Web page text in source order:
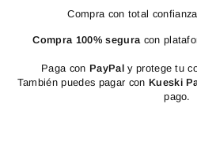
Compra con total
Compra 100% seguracon
Paga con PayPaly protege tu
También puedes pagar con Kueski
pago.